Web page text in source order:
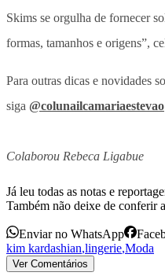
Skims se orgulha de fornecer
formas, tamanhos e origens”,
Para outras dicas e novidades
siga @colunailcamariaestevao
Colaborou Rebeca Ligabue
Já leu todas as notas e
Também não deixe de conferir
Enviar no WhatsApp
kim kardashian,lingerie,Moda
Ver Comentários